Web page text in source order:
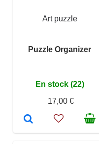
Art puzzle
Puzzle Organizer
En stock (22)
17,00 €